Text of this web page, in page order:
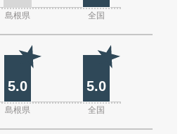
島根県 全国
5.0 5.0
島根県 全国